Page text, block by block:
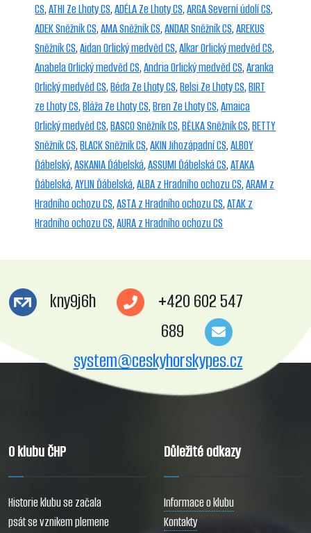
CS,ATHI Ze Lhoty CS,ADÉLA Ze Lhoty CS,ARGA Severní údolí CS,
ADEK Sněžník CS,AMA Sněžník CS,ANDAR Sněžník CS,AREKUS
Sněžník CS,Aidan Orlický medvěd CS,Alkar Orlický medvěd CS,
Anabela Orlický medvěd CS,Andria Orlický medvěd CS,Aranka
Orlický medvěd CS,Béďa Ze Lhoty CS,Belsi Ze Lhoty CS,BIRT
ze Lhoty CS,Bláža Ze Lhoty CS,Bren Ze Lhoty CS,Amaica
Orlický medvěd CS,BASCO Sněžník CS,BĚLKA Sněžník CS,BETTY
Sněžník CS,BLACK Sněžník CS,AKIN Jihozápadní CS,ALBOY
Ďábelský,ASKANIA Ďábelská,ASSUMI Ďábelská CS,ATAKA
Ďábelská,AYLIN Ďábelská,ALBA z Hradního ochozu CS,ARAM z
Hradního ochozu CS,ASTA z Hradního ochozu CS,ATAK z
Hradního ochozu CS,AURA z Hradního ochozu CS
kny9j6h
+420 602 547
689
system@ceskyhorskypes.cz
O klubu ČHP
Historie klubu se začala
psát se vznikem plemene
Důležité odkazy
Informace o klubu
Kontakty